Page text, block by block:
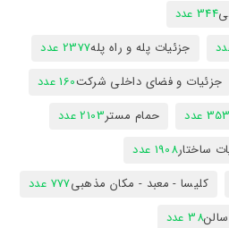
344 عدد
جزئیات پله و راه پله2377 عدد
جزئیات و فضای داخلی شرکت160 عدد
353 عدد حمام مستر2103 عدد
ساختار1908 عدد
کلیسا - معبد - مکان مذهبی777 عدد
سالن38 عدد